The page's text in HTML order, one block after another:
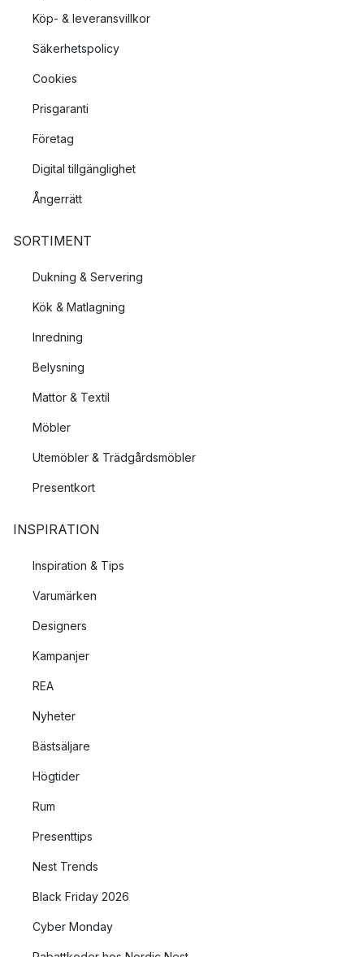
Köp- & leveransvillkor
Säkerhetspolicy
Cookies
Prisgaranti
Företag
Digital tillgänglighet
Ångerrätt
SORTIMENT
Dukning & Servering
Kök & Matlagning
Inredning
Belysning
Mattor & Textil
Möbler
Utemöbler & Trädgårdsmöbler
Presentkort
INSPIRATION
Inspiration & Tips
Varumärken
Designers
Kampanjer
REA
Nyheter
Bästsäljare
Högtider
Rum
Presenttips
Nest Trends
Black Friday 2026
Cyber Monday